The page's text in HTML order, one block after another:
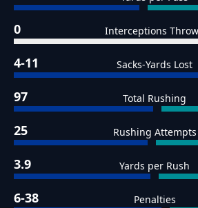
0 Interceptions
4-11 Sacks-Yards Lost
97 Total Rushing
25 Rushing Attempts
3.9 Yards per Rush
6-38 Penalties